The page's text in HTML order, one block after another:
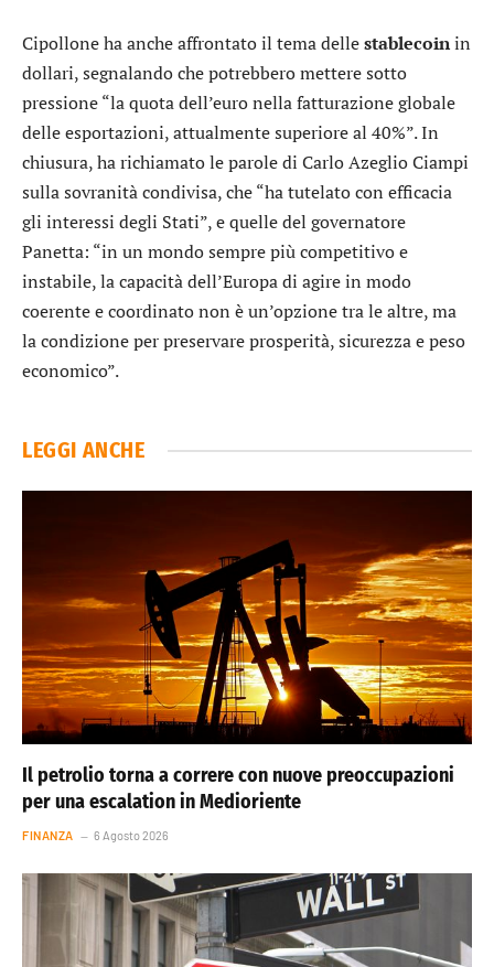
Cipollone ha anche affrontato il tema dellestablecoinin
dollari, segnalando che potrebbero mettere sotto
pressione “la quota dell’euro nella fatturazione globale
delle esportazioni, attualmente superiore al 40%”. In
chiusura, ha richiamato le parole di Carlo Azeglio Ciampi
sulla sovranità condivisa, che “ha tutelato con efficacia
gli interessi degli Stati”, e quelle del governatore
Panetta: “in un mondo sempre più competitivo e
instabile, la capacità dell’Europa di agire in modo
coerente e coordinato non è un’opzione tra le altre, ma
la condizione per preservare prosperità, sicurezza e peso
economico”.
LEGGI ANCHE
Il petrolio torna a correre con nuove preoccupazioni
per una escalation in Medioriente
FINANZA 6 Agosto 2026